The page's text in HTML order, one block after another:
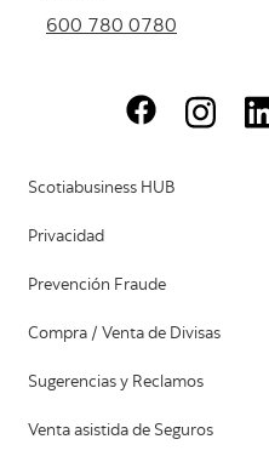
600 780 0780
Scotiabusiness HUB
Privacidad
Prevención Fraude
Compra / Venta de Divisas
Sugerencias y Reclamos
Venta asistida de Seguros